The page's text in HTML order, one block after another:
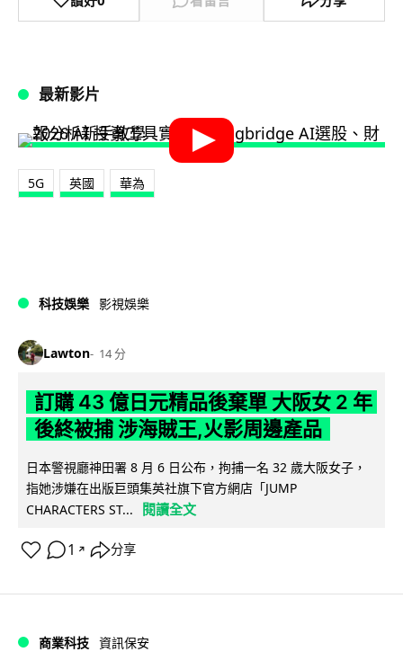
最新影片
5G 英國 華為
科技娛樂 影視娛樂
Lawton 14 分
訂購 43 億日元精品後棄單 大阪女 2 年
後終被捕 涉海賊王,火影周邊產品
日本警視廳神田署 8 月 6 日公布，拘捕一名 32 歲大阪女子，
指她涉嫌在出版巨頭集英社旗下官方網店「JUMP
CHARACTERS ST...
閱讀全文
1 ↗ 分享
商業科技 資訊保安